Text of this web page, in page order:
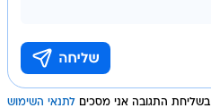
בשליחת התגובה אני מסכים לתנאי השימוש